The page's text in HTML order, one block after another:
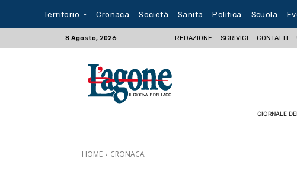
Territorio Cronaca Società Sanità Politica Scuola
8 Agosto, 2026 REDAZIONE SCRIVICI CONTATTI
GIORNALE
HOME CRONACA